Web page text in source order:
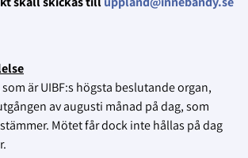
är UIBF:s högsta beslutande organ,
av augusti månad på dag, som
Mötet får dock inte hållas på dag